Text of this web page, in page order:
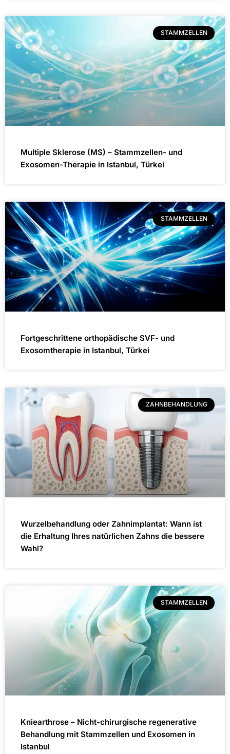
STAMMZELLEN
Multiple Sklerose (MS) – Stammzellen- und
Exosomen-Therapie in Istanbul, Türkei
STAMMZELLEN
Fortgeschrittene orthopädische SVF- und
Exosomtherapie in Istanbul, Türkei
ZAHNBEHANDLUNG
Wurzelbehandlung oder Zahnimplantat: Wann ist
die Erhaltung Ihres natürlichen Zahns die bessere
Wahl?
STAMMZELLEN
Kniearthrose – Nicht-chirurgische regenerative
Behandlung mit Stammzellen und Exosomen in
Istanbul